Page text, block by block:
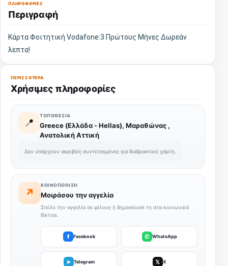
ΠΛΗΡΟΦΟΡΊΕΣ
Περιγραφή
Κάρτα Φοιτητική Vodafone:3 Πρώτους Μήνες Δωρεάν
λεπτα!
ΠΕΡΙΣΣΌΤΕΡΑ
Χρήσιμες πληροφορίες
📍
ΤΟΠΟΘΕΣΊΑ
Greece (Ελλάδα - Hellas), Μαραθώνας ,
Ανατολική Αττική
Δεν υπάρχουν ακριβείς συντεταγμένες για διαδραστικό χάρτη.
↗
ΚΟΙΝΟΠΟΊΗΣΗ
Μοιράσου την αγγελία
Στείλε την αγγελία σε φίλους ή δημοσίευσέ τη στα κοινωνικά
δίκτυα.
f Facebook ✆ WhatsApp
➤ Telegram 𝕏 X